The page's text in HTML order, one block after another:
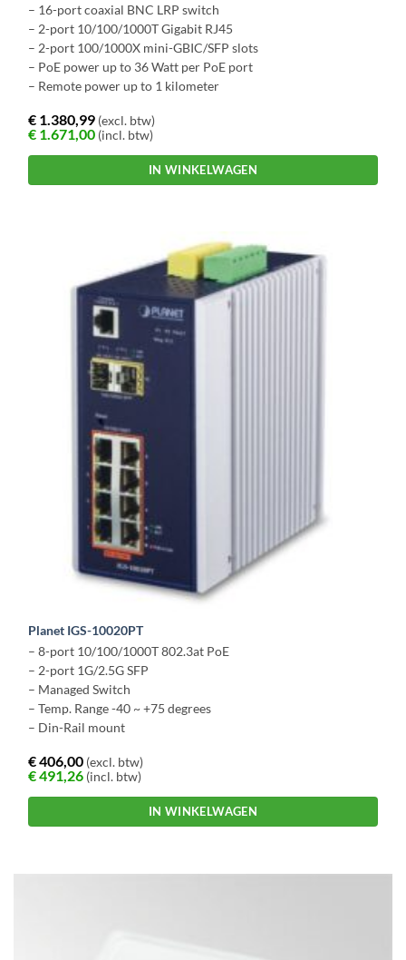
– 16-port coaxial BNC LRP switch
– 2-port 10/100/1000T Gigabit RJ45
– 2-port 100/1000X mini-GBIC/SFP slots
– PoE power up to 36 Watt per PoE port
– Remote power up to 1 kilometer
€ 1.380,99 (excl. btw)
€ 1.671,00 (incl. btw)
IN WINKELWAGEN
Planet IGS-10020PT
– 8-port 10/100/1000T 802.3at PoE
– 2-port 1G/2.5G SFP
– Managed Switch
– Temp. Range -40 ~ +75 degrees
– Din-Rail mount
€406,00 (excl. btw)
€491,26 (incl. btw)
IN WINKELWAGEN